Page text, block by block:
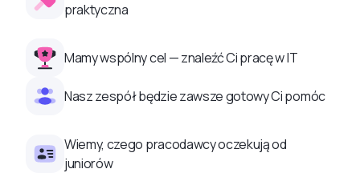
praktyczna
Mamy wspólny cel — znaleźć Ci pracę w IT
Nasz zespół będzie zawsze gotowy Ci pomóc
Wiemy, czego pracodawcy oczekują od
juniorów